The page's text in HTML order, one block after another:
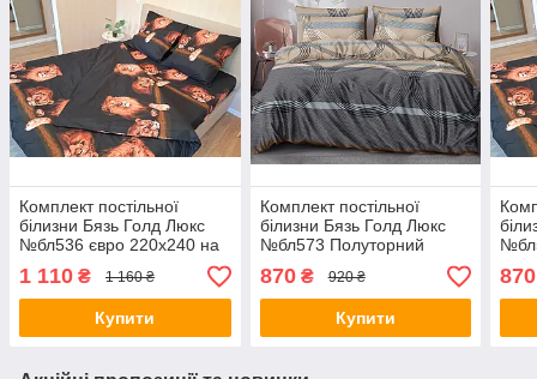
Комплект постільної
білизни Бязь Голд Люкс
№бл536 євро 220х240 на
кнопках
1 110 ₴ 1 160 ₴
Купити
Комплект постільної
білизни Бязь Голд Люкс
№бл573 Полуторний
150х220 на кнопках
870₴ 920 ₴
Купити
870